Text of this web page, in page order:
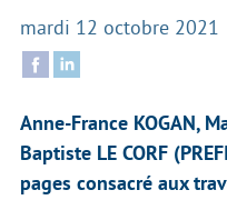
mardi 12 octobre 2021
Anne-France KOGAN,
Baptiste LE CORF
pages consacré aux